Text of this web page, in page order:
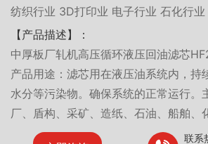
纺织行业 3D打印业 电子行业 石化行业
【产品描述】：
中厚板厂轧机高压循环液压回油滤芯
产品用途：滤芯用在液压油系统内，持
水分等污染物。确保系统的正常运行。
厂、盾构、采矿、造纸、石油、船舶
联系